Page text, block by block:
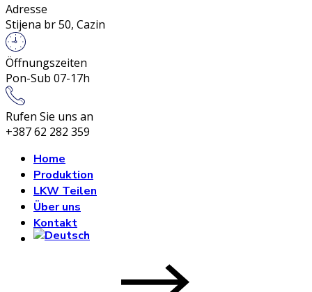
Adresse
Stijena br 50, Cazin
Öffnungszeiten
Pon-Sub 07-17h
Rufen Sie uns an
+387 62 282 359
Home
Produktion
LKW Teilen
Über uns
Kontakt